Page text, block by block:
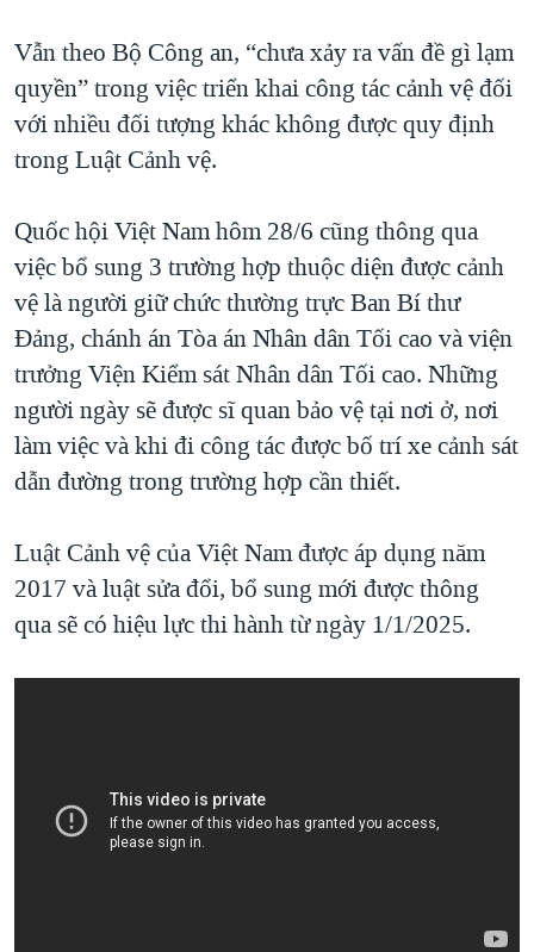
Vẫn theo Bộ Công an, “chưa xảy ra vấn đề gì lạm
quyền” trong việc triển khai công tác cảnh vệ đối
với nhiều đối tượng khác không được quy định
trong Luật Cảnh vệ.
Quốc hội Việt Nam hôm 28/6 cũng thông qua
việc bổ sung 3 trường hợp thuộc diện được cảnh
vệ là người giữ chức thường trực Ban Bí thư
Đảng, chánh án Tòa án Nhân dân Tối cao và viện
trưởng Viện Kiểm sát Nhân dân Tối cao. Những
người ngày sẽ được sĩ quan bảo vệ tại nơi ở, nơi
làm việc và khi đi công tác được bố trí xe cảnh sát
dẫn đường trong trường hợp cần thiết.
Luật Cảnh vệ của Việt Nam được áp dụng năm
2017 và luật sửa đổi, bổ sung mới được thông
qua sẽ có hiệu lực thi hành từ ngày 1/1/2025.